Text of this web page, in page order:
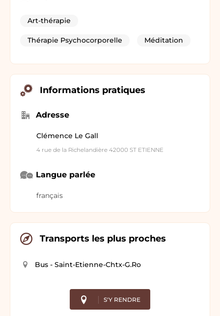
Art-thérapie
Thérapie Psychocorporelle Méditation
Informations pratiques
Adresse
Clémence Le Gall
4 rue de la Richelandière 42000 ST ETIENNE
Langue parlée
français
Transports les plus proches
Bus - Saint-Etienne-Chtx-G.Ro
S'Y RENDRE